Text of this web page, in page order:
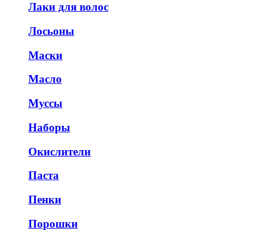
Лаки для волос
Лосьоны
Маски
Масло
Муссы
Наборы
Окислители
Паста
Пенки
Порошки